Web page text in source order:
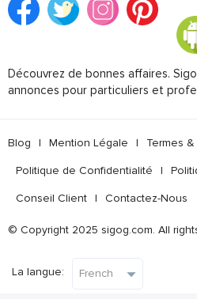
Découvrez de bonnes affaires.
annonces pour particuliers et
Blog | Mention Légale | Termes
Politique de Confidentialité |
Conseil Client | Contactez-Nous
© Copyright 2025 sigog.com. All
La langue: